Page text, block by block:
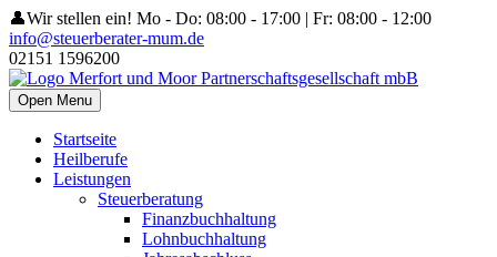
👤Wir stellen ein! Mo - Do: 08:00 - 17:00 | Fr: 08:00 - 12:00
info@steuerberater-mum.de
02151 1596200
Open Menu
Startseite
Heilberufe
Leistungen
Steuerberatung
Finanzbuchhaltung
Lohnbuchhaltung